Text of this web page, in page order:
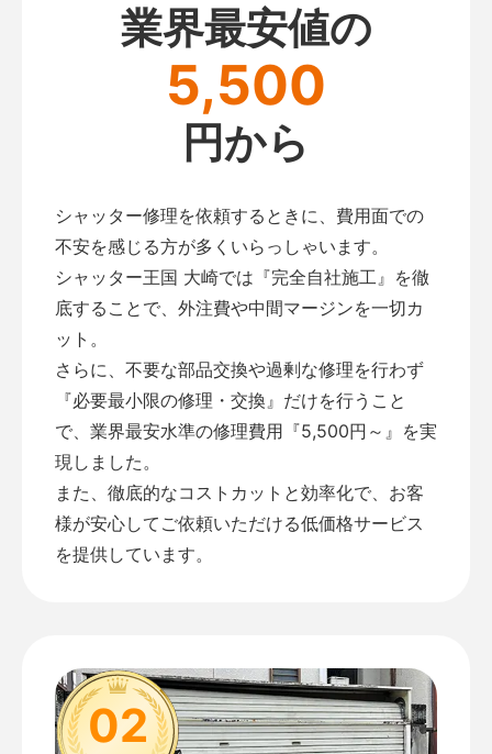
業界最安値の
5,500
円から
シャッター修理を依頼するときに、費用面での
不安を感じる方が多くいらっしゃいます。
シャッター王国 大崎では『完全自社施工』を徹
底することで、外注費や中間マージンを一切カ
ット。
さらに、不要な部品交換や過剰な修理を行わず
『必要最小限の修理・交換』だけを行うこと
で、業界最安水準の修理費用『5,500円～』を実
現しました。
また、徹底的なコストカットと効率化で、お客
様が安心してご依頼いただける低価格サービス
を提供しています。
02